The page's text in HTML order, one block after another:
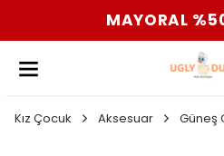
MAYORAL
Kız Çocuk Aksesuar Güneş